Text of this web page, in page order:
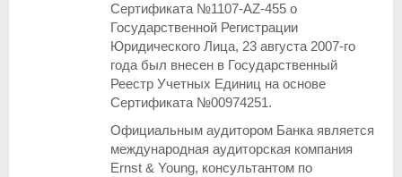
Сертификата №1107-AZ-455 о
Государственной Регистрации
Юридического Лица, 23 августа 2007-го
года был внесен в Государственный
Реестр Учетных Единиц на основе
Сертификата №00974251.
Официальным аудитором Банка является
международная аудиторская компания
Ernst & Young, консультантом по